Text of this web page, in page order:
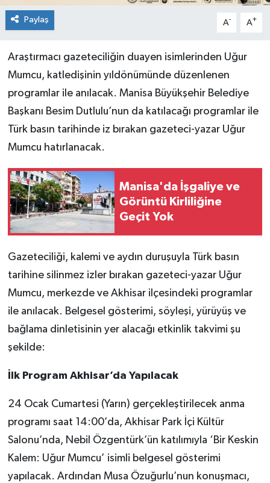
Paylaş A- A+
Araştırmacı gazeteciliğin duayen isimlerinden Uğur
Mumcu, katledişinin yıldönümünde düzenlenen
programlar ile anılacak. Manisa Büyükşehir Belediye
Başkanı Besim Dutlulu’nun da katılacağı programlar ile
Türk basın tarihinde iz bırakan gazeteci-yazar Uğur
Mumcu hatırlanacak.
Manisa'da İşgaliye ve
Görüntü Kirliliğine
Geçit Yok
Gazeteciliği, kalemi ve aydın duruşuyla Türk basın
tarihine silinmez izler bırakan gazeteci-yazar Uğur
Mumcu, merkezde ve Akhisar ilçesindeki programlar
ile anılacak. Belgesel gösterimi, söyleşi, yürüyüş ve
bağlama dinletisinin yer alacağı etkinlik takvimi şu
şekilde:
İlk Program Akhisar’da Yapılacak
24 Ocak Cumartesi (Yarın) gerçekleştirilecek anma
programı saat 14:00’da, Akhisar Park İçi Kültür
Salonu’nda, Nebil Özgentürk’ün katılımıyla ‘Bir Keskin
Kalem: Uğur Mumcu’ isimli belgesel gösterimi
yapılacak. Ardından Musa Özuğurlu’nun konuşmacı,